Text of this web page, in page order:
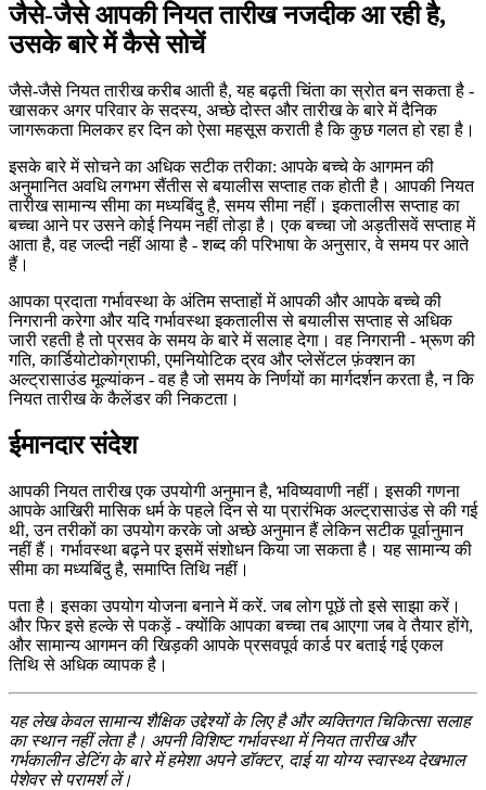
जैसे-जैसे आपकी नियत तारीख नजदीक आ रही है,
उसके बारे में कैसे सोचें
जैसे-जैसे नियत तारीख करीब आती है, यह बढ़ती चिंता का स्रोत बन सकता है -
खासकर अगर परिवार के सदस्य, अच्छे दोस्त और तारीख के बारे में दैनिक
जागरूकता मिलकर हर दिन को ऐसा महसूस कराती है कि कुछ गलत हो रहा है।
इसके बारे में सोचने का अधिक सटीक तरीका: आपके बच्चे के आगमन की
अनुमानित अवधि लगभग सैंतीस से बयालीस सप्ताह तक होती है। आपकी नियत
तारीख सामान्य सीमा का मध्यबिंदु है, समय सीमा नहीं। इकतालीस सप्ताह का
बच्चा आने पर उसने कोई नियम नहीं तोड़ा है। एक बच्चा जो अड़तीसवें सप्ताह में
आता है, वह जल्दी नहीं आया है - शब्द की परिभाषा के अनुसार, वे समय पर आते
हैं।
आपका प्रदाता गर्भावस्था के अंतिम सप्ताहों में आपकी और आपके बच्चे की
निगरानी करेगा और यदि गर्भावस्था इकतालीस से बयालीस सप्ताह से अधिक
जारी रहती है तो प्रसव के समय के बारे में सलाह देगा। वह निगरानी - भ्रूण की
गति, कार्डियोटोकोग्राफी, एमनियोटिक द्रव और प्लेसेंटल फ़ंक्शन का
अल्ट्रासाउंड मूल्यांकन - वह है जो समय के निर्णयों का मार्गदर्शन करता है, न कि
नियत तारीख के कैलेंडर की निकटता।
ईमानदार संदेश
आपकी नियत तारीख एक उपयोगी अनुमान है, भविष्यवाणी नहीं। इसकी गणना
आपके आखिरी मासिक धर्म के पहले दिन से या प्रारंभिक अल्ट्रासाउंड से की गई
थी, उन तरीकों का उपयोग करके जो अच्छे अनुमान हैं लेकिन सटीक पूर्वानुमान
नहीं हैं। गर्भावस्था बढ़ने पर इसमें संशोधन किया जा सकता है। यह सामान्य की
सीमा का मध्यबिंदु है, समाप्ति तिथि नहीं।
पता है। इसका उपयोग योजना बनाने में करें. जब लोग पूछें तो इसे साझा करें।
और फिर इसे हल्के से पकड़ें - क्योंकि आपका बच्चा तब आएगा जब वे तैयार होंगे,
और सामान्य आगमन की खिड़की आपके प्रसवपूर्व कार्ड पर बताई गई एकल
तिथि से अधिक व्यापक है।
यह लेख केवल सामान्य शैक्षिक उद्देश्यों के लिए है और व्यक्तिगत चिकित्सा सलाह
का स्थान नहीं लेता है। अपनी विशिष्ट गर्भावस्था में नियत तारीख और
गर्भकालीन डेटिंग के बारे में हमेशा अपने डॉक्टर, दाई या योग्य स्वास्थ्य देखभाल
पेशेवर से परामर्श लें।